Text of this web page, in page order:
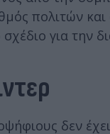
πολιτών
για την
δεν